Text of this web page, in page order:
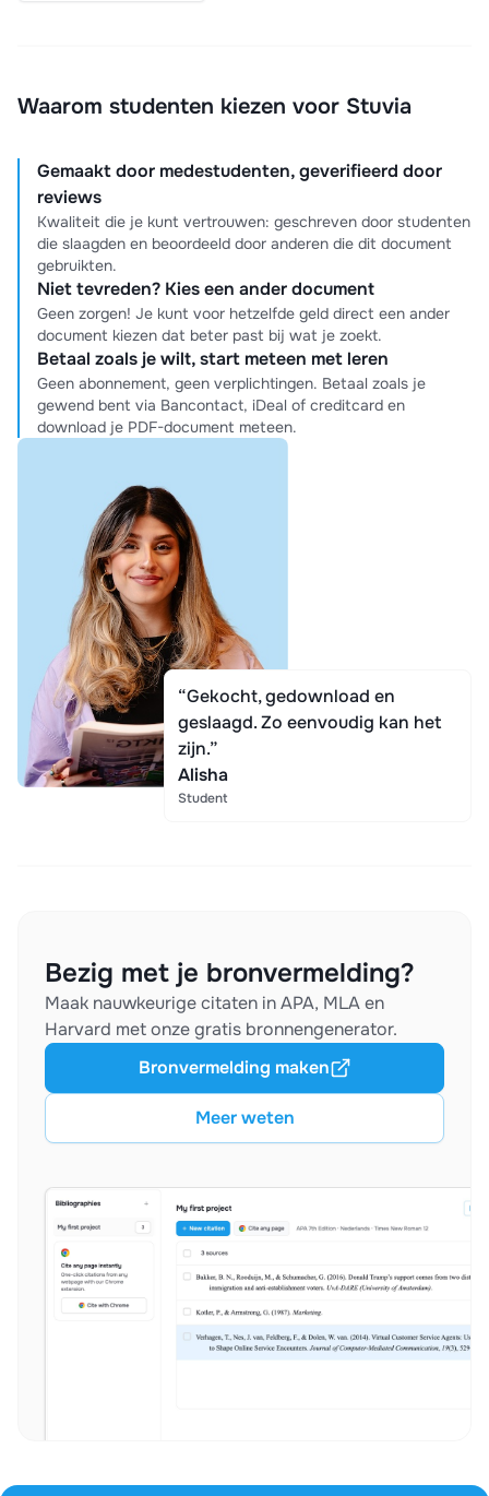
Waarom studenten kiezen voor Stuvia
Gemaakt door medestudenten, geverifieerd door
reviews
Kwaliteit die je kunt vertrouwen: geschreven door studenten
die slaagden en beoordeeld door anderen die dit document
gebruikten.
Niet tevreden? Kies een ander document
Geen zorgen! Je kunt voor hetzelfde geld direct een ander
document kiezen dat beter past bij wat je zoekt.
Betaal zoals je wilt, start meteen met leren
Geen abonnement, geen verplichtingen. Betaal zoals je
gewend bent via Bancontact, iDeal of creditcard en
download je PDF-document meteen.
“Gekocht, gedownload en
geslaagd. Zo eenvoudig kan het
zijn.”
Alisha
Student
Bezig met je bronvermelding?
Maak nauwkeurige citaten in APA, MLA en
Harvard met onze gratis bronnengenerator.
Meer weten
Bronvermelding maken